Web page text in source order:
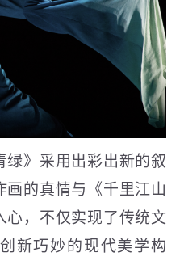
》采用出彩出新的叙
的真情与《千里江山
，不仅实现了传统文
新巧妙的现代美学构